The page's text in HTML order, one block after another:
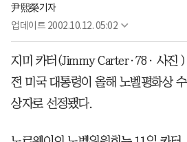
尹熙榮기자
업데이트 2002.10.12. 05:02
지미 카터(Jimmy Carter·78· 사진 )
전 미국 대통령이 올해 노벨평화상 수
상자로 선정됐다.